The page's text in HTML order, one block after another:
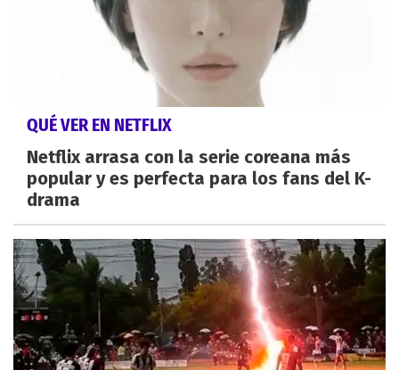
QUÉ VER EN NETFLIX
Netflix arrasa con la serie coreana más
popular y es perfecta para los fans del K-
drama